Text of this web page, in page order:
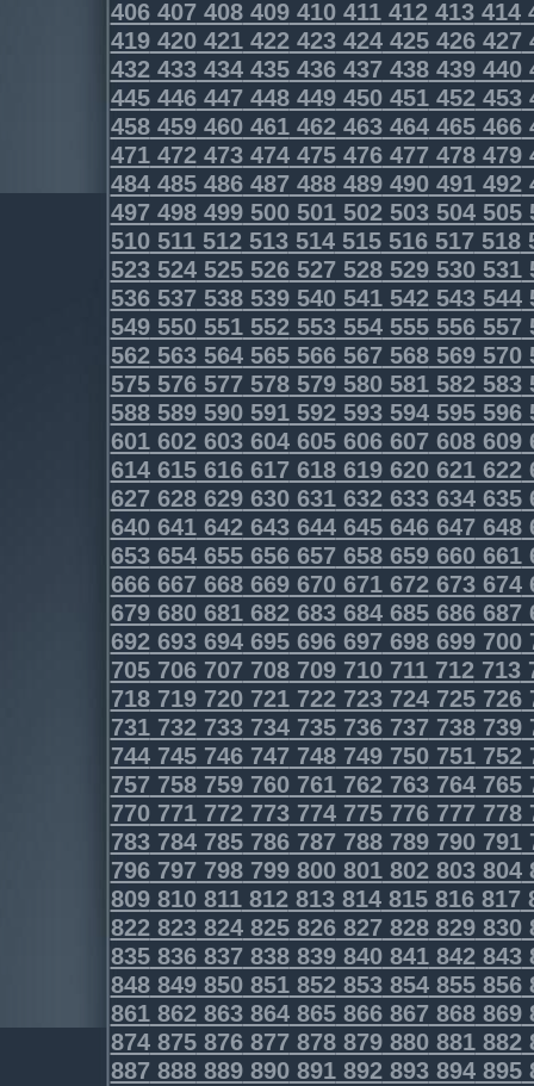
406407408409410411412413414
419420421422423424425426427
432433434435436437438439440
445446447448449450451452453
458459460461462463464465466
471472473474475476477478479
484485486487488489490491492
497498499500501502503504505
510511512513514515516517518
523524525526527528529530531
536537538539540541542543544
549550551552553554555556557
562563564565566567568569570
575576577578579580581582583
588589590591592593594595596
601602603604605606607608609
614615616617618619620621622
627628629630631632633634635
640641642643644645646647648
653654655656657658659660661
666667668669670671672673674
679680681682683684685686687
692693694695696697698699700
705706707708709710711712713
718719720721722723724725726
731732733734735736737738739
744745746747748749750751752
757758759760761762763764765
770771772773774775776777778
783784785786787788789790791
796797798799800801802803804
809810811812813814815816817
822823824825826827828829830
835836837838839840841842843
848849850851852853854855856
861862863864865866867868869
874875876877878879880881882
887888889890891892893894895